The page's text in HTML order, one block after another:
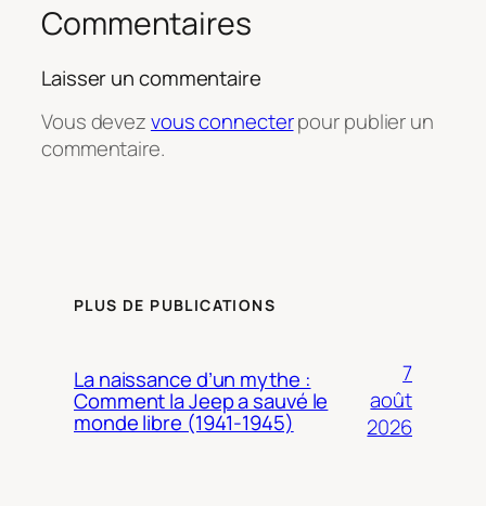
Commentaires
Laisser un commentaire
Vous devezvous connecterpour publier un
commentaire.
PLUS DE PUBLICATIONS
La naissance d’un mythe :
Comment la Jeep a sauvé le
monde libre (1941-1945)
7
août
2026